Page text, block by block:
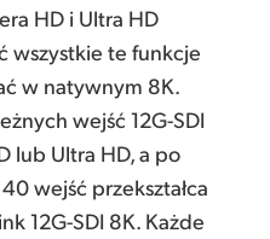
HD i Ultra HD
wszystkie te funkcje
w natywnym 8K.
wejść 12G-SDI
lub Ultra HD, a po
wejść przekształca
12G-SDI 8K. Każde